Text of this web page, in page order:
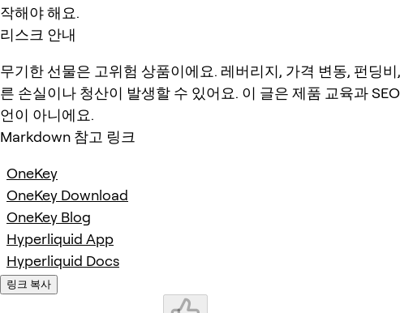
작해야 해요.
리스크 안내
무기한 선물은 고위험 상품이에요. 레버리지, 가격 변동, 펀딩
른 손실이나 청산이 발생할 수 있어요. 이 글은 제품 교육과
언이 아니에요.
Markdown 참고 링크
OneKey
OneKey Download
OneKey Blog
Hyperliquid App
Hyperliquid Docs
링크 복사